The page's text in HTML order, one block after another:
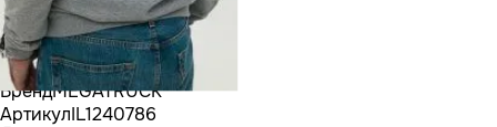
БрендMEGATRUCK
АртикулIL1240786